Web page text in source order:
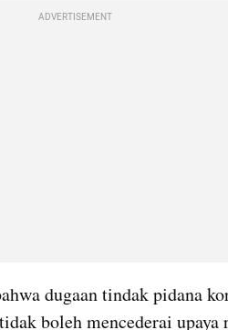
ADVERTISEMENT
dugaan tindak pidana
boleh mencederai upaya